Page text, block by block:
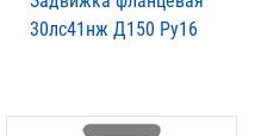
30лс41нж Д150 Ру16